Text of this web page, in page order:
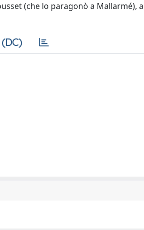
(che lo paragonò a Mallarmé),